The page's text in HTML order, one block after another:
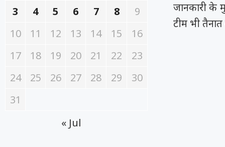
जानकारी के
टीम भी
3
4 5 6 7 8
9
10
11 12 13 14 15
16
17
18 19 20 21 22
23
24
25 26 27 28 29
30
31
« Jul